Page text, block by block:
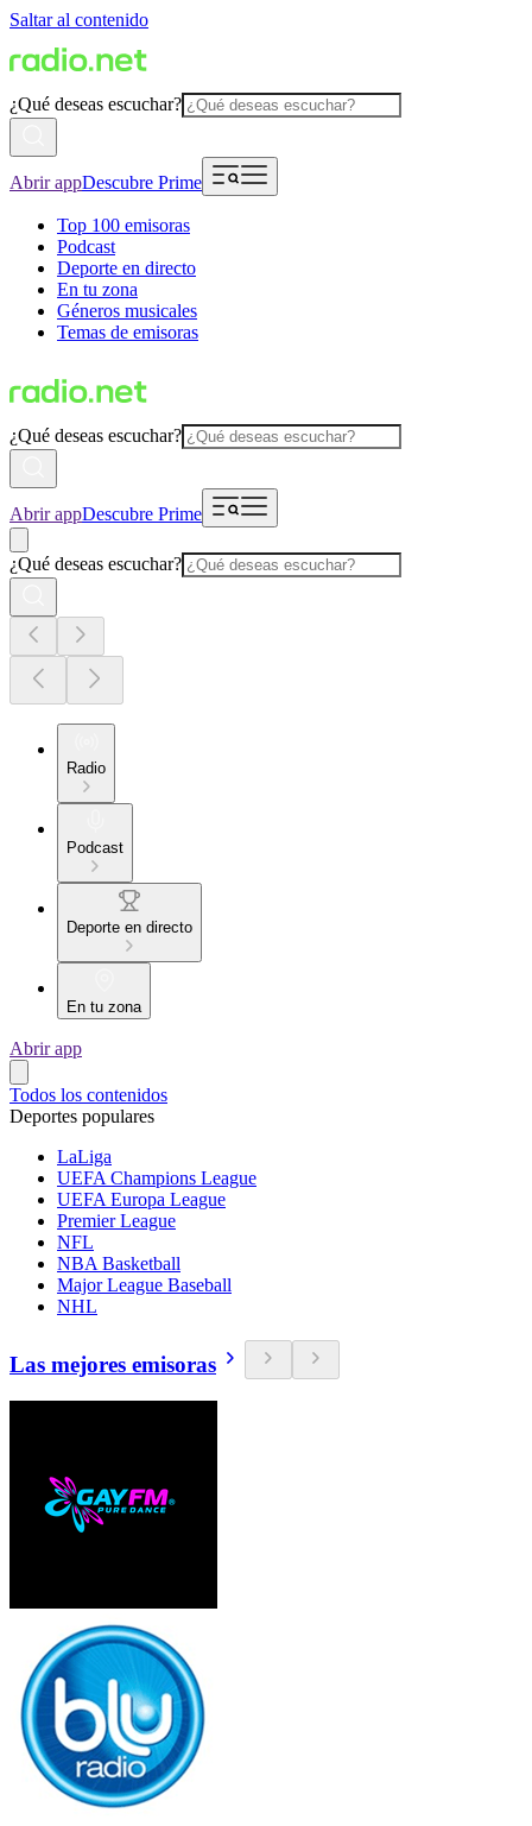
Saltar al contenido
¿Qué deseas escuchar?
Abrir appDescubre Prime
Top 100 emisoras
Podcast
Deporte en directo
En tu zona
Géneros musicales
Temas de emisoras
¿Qué deseas escuchar?
Abrir appDescubre Prime
¿Qué deseas escuchar?
Radio
Podcast
Deporte en directo
En tu zona
Abrir app
Todos los contenidos
Deportes populares
LaLiga
UEFA Champions League
UEFA Europa League
Premier League
NFL
NBA Basketball
Major League Baseball
NHL
Las mejores emisoras